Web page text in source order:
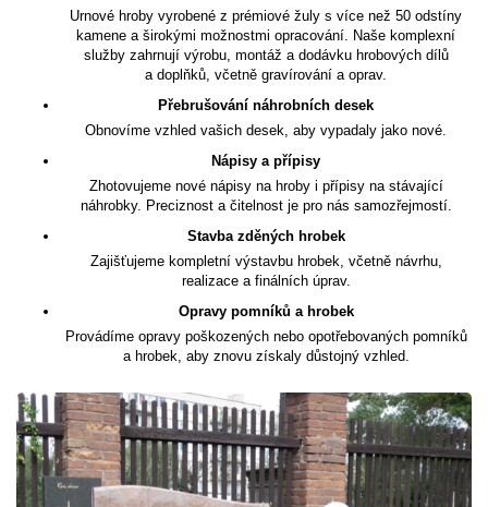
Urnové hroby vyrobené z prémiové žuly s více než 50 odstíny
kamene a širokými možnostmi opracování. Naše komplexní
služby zahrnují výrobu, montáž a dodávku hrobových dílů
a doplňků, včetně gravírování a oprav.
Přebrušování náhrobních desek
Obnovíme vzhled vašich desek, aby vypadaly jako nové.
Nápisy a přípisy
Zhotovujeme nové nápisy na hroby i přípisy na stávající
náhrobky. Preciznost a čitelnost je pro nás samozřejmostí.
Stavba zděných hrobek
Zajišťujeme kompletní výstavbu hrobek, včetně návrhu,
realizace a finálních úprav.
Opravy pomníků a hrobek
Provádíme opravy poškozených nebo opotřebovaných pomníků
a hrobek, aby znovu získaly důstojný vzhled.